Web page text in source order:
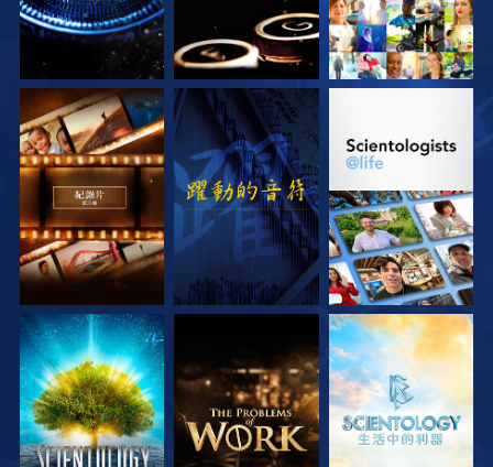
探索系列節目 觀看 探索系列節目
探索系列節目 探索系列節目 探索系列節目